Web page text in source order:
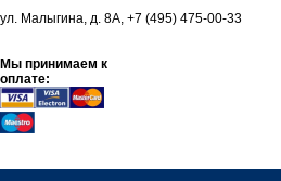
ул. Малыгина, д. 8А, +7 (495) 475-00-33
Мы принимаем к
оплате: